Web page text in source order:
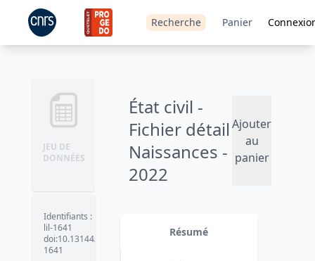
Recherche Panier
JEU DE
DONNÉES
État civil -
Fichier détail
Naissances -
2022
Ajouter
au
panier
Identifiants :
lil-1641
doi:10.13144/lil-
1641
Résumé